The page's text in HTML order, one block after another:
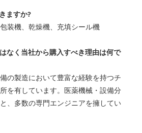
ますか?
装機、乾燥機、充填シール機
なく当社から購入すべき理由は何で
の製造において豊富な経験を持つチ
を有しています。医薬機械・設備分
、多数の専門エンジニアを擁してい